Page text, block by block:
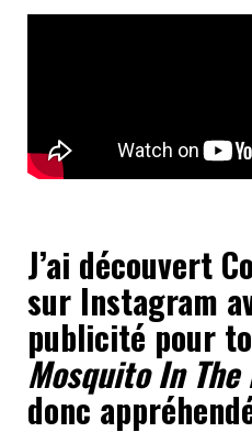
J’ai découvert
sur Instagram
publicité pour
Mosquito In
donc